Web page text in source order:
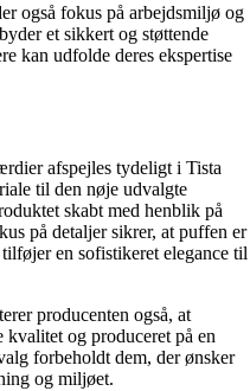
også fokus på arbejdsmiljø og
et sikkert og støttende
kan udfolde deres ekspertise
afspejles tydeligt i Tista
til den nøje udvalgte
skabt med henblik på
på detaljer sikrer, at puffen er
en sofistikeret elegance til
producenten også, at
kvalitet og produceret på en
forbeholdt dem, der ønsker
og miljøet.